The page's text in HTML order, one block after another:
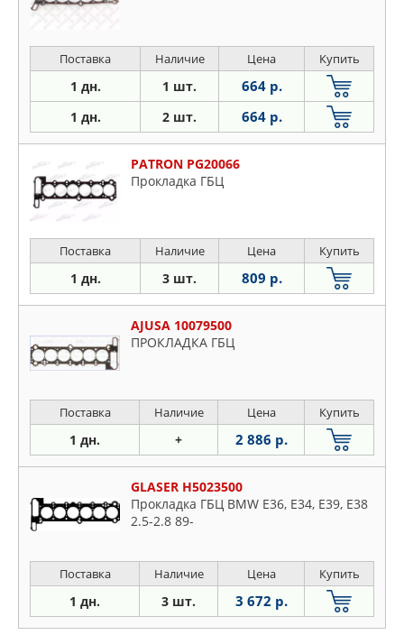
Поставка Наличие Цена Купить
1 дн. 1 шт. 664 р.
1 дн. 2 шт. 664 р.
PATRON PG20066
Прокладка ГБЦ
Поставка Наличие Цена Купить
1 дн. 3 шт. 809 р.
AJUSA 10079500
ПРОКЛАДКА ГБЦ
Поставка Наличие Цена Купить
1 дн. + 2 886 р.
GLASER H5023500
Прокладка ГБЦ BMW E36, E34, E39, E38
2.5-2.8 89-
Поставка Наличие Цена Купить
1 дн. 3 шт. 3 672 р.